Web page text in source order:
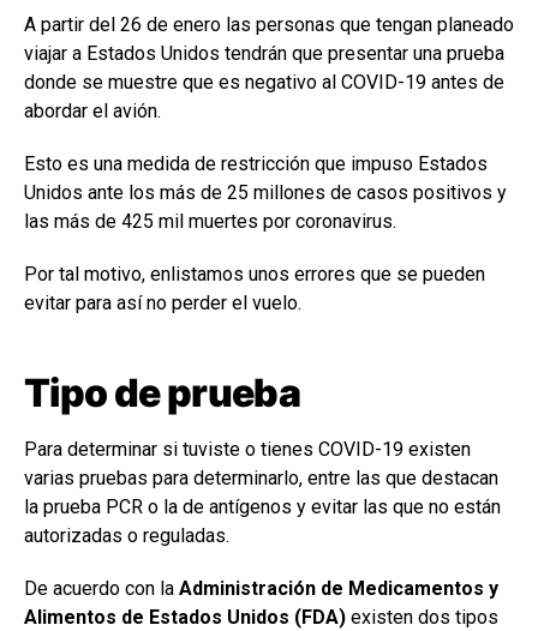
A partir del 26 de enero las personas que tengan planeado
viajar a Estados Unidos tendrán que presentar una prueba
donde se muestre que es negativo al COVID-19 antes de
abordar el avión.
Esto es una medida de restricción que impuso Estados
Unidos ante los más de 25 millones de casos positivos y
las más de 425 mil muertes por coronavirus.
Por tal motivo, enlistamos unos errores que se pueden
evitar para así no perder el vuelo.
Tipo de prueba
Para determinar si tuviste o tienes COVID-19 existen
varias pruebas para determinarlo, entre las que destacan
la prueba PCR o la de antígenos y evitar las que no están
autorizadas o reguladas.
De acuerdo con la Administración de Medicamentos y
Alimentos de Estados Unidos (FDA) existen dos tipos